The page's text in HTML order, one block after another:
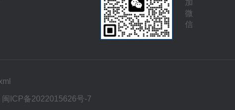
加
微
信
闽ICP备2022015626号-7